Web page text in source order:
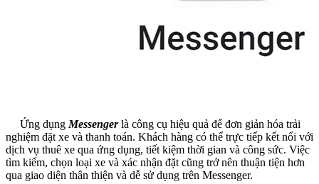
Ứng dụng Messengerlà công cụ hiệu quả để đơn giản hóa trải
nghiệm đặt xe và thanh toán. Khách hàng có thể trực tiếp kết nối với
dịch vụ thuê xe qua ứng dụng, tiết kiệm thời gian và công sức. Việc
tìm kiếm, chọn loại xe và xác nhận đặt cũng trở nên thuận tiện hơn
qua giao diện thân thiện và dễ sử dụng trên Messenger.